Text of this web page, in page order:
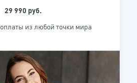
29 990 руб.
из любой точки мира